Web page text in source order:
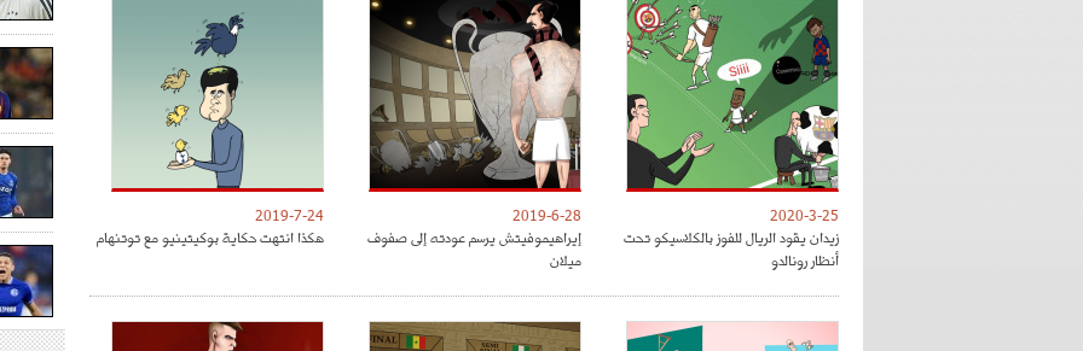
2020-3-25
زيدان يقود الريال للفوز بالكلاسيكو تحت
أنظار رونالدو
2019-6-28
إيراهيموفيتش يرسم عودته إلى صفوف
ميلان
2019-7-24
هكذا انتهت حكاية بوكيتينيو مع توتنهام